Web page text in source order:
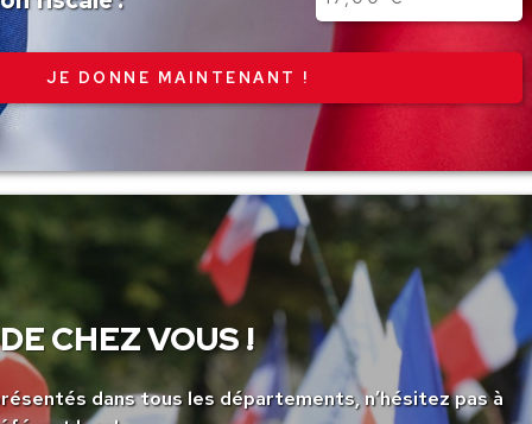
CHEZ VOUS !
dans tous les départements, n’hésitez pas à